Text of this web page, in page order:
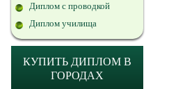
Диплом с проводкой
Диплом училища
КУПИТЬ ДИПЛОМ В
ГОРОДАХ